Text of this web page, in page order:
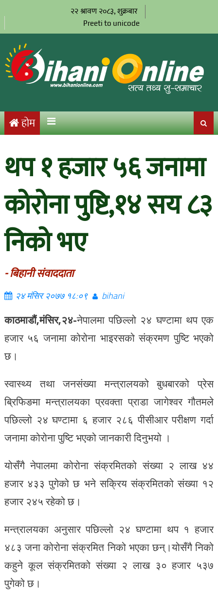
२२ श्रावण २०८३, शुक्रबार
Preeti to unicode
होम
थप १ हजार ५६ जनामा
कोरोना पुष्टि,१४ सय ८३
निको भए
- बिहानी संवाददाता
२४ मंसिर २०७७ १८:०९ bihani
काठमाडौं,मंसिर,२४-नेपालमा पछिल्लो २४ घण्टामा थप एक
हजार ५६ जनामा कोरोना भाइरसको संक्रमण पुष्टि भएको
छ।
स्वास्थ्य तथा जनसंख्या मन्त्रालयको बुधबारको प्रेस
ब्रिफिङमा मन्त्रालयका प्रवक्ता प्राडा जागेश्वर गौतमले
पछिल्लो २४ घण्टामा ६ हजार २८६ पीसीआर परीक्षण गर्दा
जनामा कोरोना पुष्टि भएको जानकारी दिनुभयो ।
योसँगै नेपालमा कोरोना संक्रमितको संख्या २ लाख ४४
हजार ४३३ पुगेको छ भने सक्रिय संक्रमितको संख्या १२
हजार २४५ रहेको छ।
मन्त्रालयका अनुसार पछिल्लो २४ घण्टामा थप १ हजार
४८३ जना कोरोना संक्रमित निको भएका छन्।योसँगै निको
कहुने कूल संक्रमितको संख्या २ लाख ३० हजार ५३७
पुगेको छ।